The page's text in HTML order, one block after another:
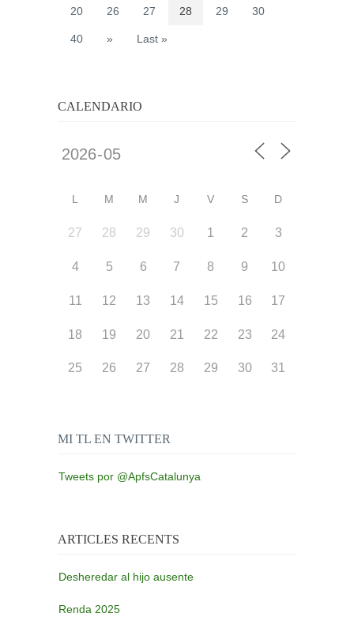
20 26 27 28 29 30
40 » Last »
CALENDARIO
L M M J V S D
27 28 29 30 1 2 3
4 5 6 7 8 9 10
11 12 13 14 15 16 17
18 19 20 21 22 23 24
25 26 27 28 29 30 31
MI TL EN TWITTER
Tweets por @ApfsCatalunya
ARTICLES RECENTS
Desheredar al hijo ausente
Renda 2025